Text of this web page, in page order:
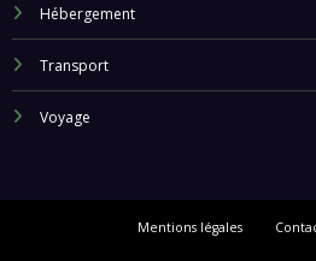
Hébergement
Transport
Voyage
Mentions légales